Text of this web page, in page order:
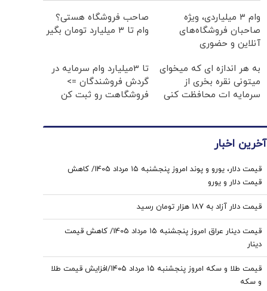
وام ۳ میلیاردی، ویژه
صاحبان فروشگاه‌های
آنلاین و حضوری
صاحب فروشگاه هستی؟
وام تا ۳ میلیارد تومان بگیر
به هر اندازه ای که میخوای
میتونی نقره بخری از
سرمایه ات محافظت کنی
تا 3میلیارد وام سرمایه در
گردش فروشندگان =>
فروشگاهت رو ثبت کن
آخرین اخبار
قیمت دلار، یورو و پوند امروز پنجشنبه ۱۵ مرداد 1405/ کاهش
قیمت دلار و یورو
قیمت دلار آزاد به 187 هزار تومان رسید
قیمت دینار عراق امروز پنجشنبه ۱۵ مرداد 1405/ کاهش قیمت
دینار
قیمت طلا و سکه امروز پنجشنبه ۱۵ مرداد ۱۴۰۵/افزایش قیمت طلا
و سکه